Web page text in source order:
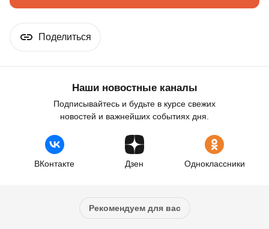
Поделиться
Наши новостные каналы
Подписывайтесь и будьте в курсе свежих
новостей и важнейших событиях дня.
ВКонтакте Дзен Одноклассники
Рекомендуем для вас